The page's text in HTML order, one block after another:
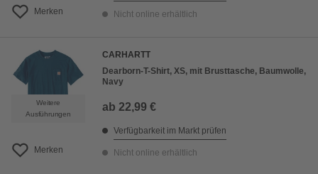
Merken Nicht online erhältlich
Weitere
Ausführungen
Merken
CARHARTT
Dearborn-T-Shirt, XS, mit Brusttasche, Baumwolle,
Navy
ab 22,99 €
Verfügbarkeit im Markt prüfen
Nicht online erhältlich